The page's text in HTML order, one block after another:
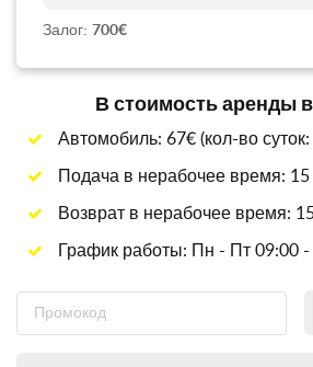
Залог: 700€
В стоимость аренды
Автомобиль: 67€ (кол-во суток:
Подача в нерабочее время: 15
Возврат в нерабочее время:
График работы: Пн - Пт 09:00 -